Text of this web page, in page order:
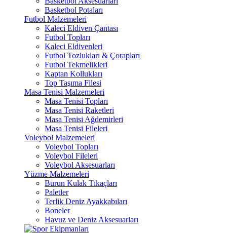
Basketbol Potaları
Futbol Malzemeleri
Kaleci Eldiven Çantası
Futbol Topları
Kaleci Eldivenleri
Futbol Tozlukları & Çorapları
Futbol Tekmelikleri
Kaptan Kollukları
Top Taşıma Filesi
Masa Tenisi Malzemeleri
Masa Tenisi Topları
Masa Tenisi Raketleri
Masa Tenisi Ağdemirleri
Masa Tenisi Fileleri
Voleybol Malzemeleri
Voleybol Topları
Voleybol Fileleri
Voleybol Aksesuarları
Yüzme Malzemeleri
Burun Kulak Tıkaçları
Paletler
Terlik Deniz Ayakkabıları
Boneler
Havuz ve Deniz Aksesuarları